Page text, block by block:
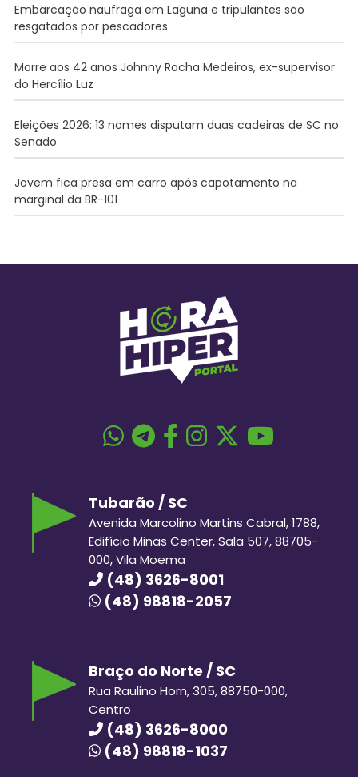
Embarcação naufraga em Laguna e tripulantes são
resgatados por pescadores
Morre aos 42 anos Johnny Rocha Medeiros, ex-supervisor
do Hercílio Luz
Eleições 2026: 13 nomes disputam duas cadeiras de SC no
Senado
Jovem fica presa em carro após capotamento na
marginal da BR-101
Tubarão / SC
Avenida Marcolino Martins Cabral, 1788,
Edifício Minas Center, Sala 507, 88705-
000, Vila Moema
(48) 3626-8001
(48) 98818-2057
Braço do Norte / SC
Rua Raulino Horn, 305, 88750-000,
Centro
(48) 3626-8000
(48) 98818-1037